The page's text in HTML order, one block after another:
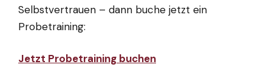
Selbstvertrauen – dann buche jetzt ein
Probetraining:
Jetzt Probetraining buchen